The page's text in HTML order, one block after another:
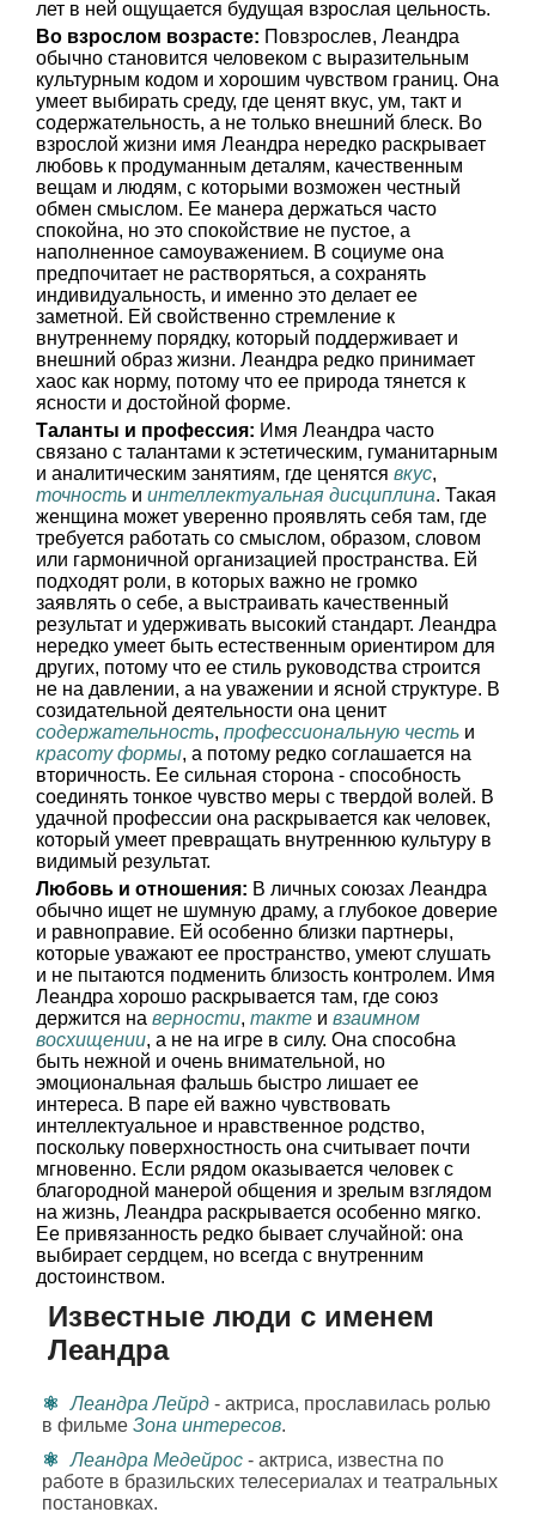
лет в ней ощущается будущая взрослая цельность.
Во взрослом возрасте: Повзрослев, Леандра
обычно становится человеком с выразительным
культурным кодом и хорошим чувством границ. Она
умеет выбирать среду, где ценят вкус, ум, такт и
содержательность, а не только внешний блеск. Во
взрослой жизни имя Леандра нередко раскрывает
любовь к продуманным деталям, качественным
вещам и людям, с которыми возможен честный
обмен смыслом. Ее манера держаться часто
спокойна, но это спокойствие не пустое, а
наполненное самоуважением. В социуме она
предпочитает не растворяться, а сохранять
индивидуальность, и именно это делает ее
заметной. Ей свойственно стремление к
внутреннему порядку, который поддерживает и
внешний образ жизни. Леандра редко принимает
хаос как норму, потому что ее природа тянется к
ясности и достойной форме.
Таланты и профессия: Имя Леандра часто
связано с талантами к эстетическим, гуманитарным
и аналитическим занятиям, где ценятся вкус,
точность и интеллектуальная дисциплина. Такая
женщина может уверенно проявлять себя там, где
требуется работать со смыслом, образом, словом
или гармоничной организацией пространства. Ей
подходят роли, в которых важно не громко
заявлять о себе, а выстраивать качественный
результат и удерживать высокий стандарт. Леандра
нередко умеет быть естественным ориентиром для
других, потому что ее стиль руководства строится
не на давлении, а на уважении и ясной структуре. В
созидательной деятельности она ценит
содержательность, профессиональную честь и
красоту формы, а потому редко соглашается на
вторичность. Ее сильная сторона - способность
соединять тонкое чувство меры с твердой волей. В
удачной профессии она раскрывается как человек,
который умеет превращать внутреннюю культуру в
видимый результат.
Любовь и отношения: В личных союзах Леандра
обычно ищет не шумную драму, а глубокое доверие
и равноправие. Ей особенно близки партнеры,
которые уважают ее пространство, умеют слушать
и не пытаются подменить близость контролем. Имя
Леандра хорошо раскрывается там, где союз
держится на верности, такте и взаимном
восхищении, а не на игре в силу. Она способна
быть нежной и очень внимательной, но
эмоциональная фальшь быстро лишает ее
интереса. В паре ей важно чувствовать
интеллектуальное и нравственное родство,
поскольку поверхностность она считывает почти
мгновенно. Если рядом оказывается человек с
благородной манерой общения и зрелым взглядом
на жизнь, Леандра раскрывается особенно мягко.
Ее привязанность редко бывает случайной: она
выбирает сердцем, но всегда с внутренним
достоинством.
Известные люди с именем
Леандра
Леандра Лейрд - актриса, прославилась ролью
в фильме Зона интересов.
Леандра Медейрос - актриса, известна по
работе в бразильских телесериалах и театральных
постановках.